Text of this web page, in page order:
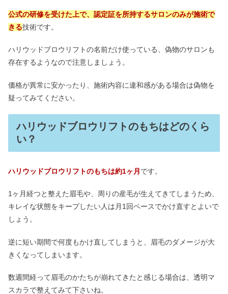
公式の研修を受けた上で、認定証を所持するサロンのみが施術で
きる技術です。
ハリウッドブロウリフトの名前だけ使っている、偽物のサロンも
存在するようなので注意しましょう。
価格が異常に安かったり、施術内容に違和感がある場合は偽物を
疑ってみてください。
ハリウッドブロウリフトのもちはどのくら
い？
ハリウッドブロウリフトのもちは約1ヶ月です。
1ヶ月経つと整えた眉毛や、周りの産毛が生えてきてしまうため、
キレイな状態をキープしたい人は月1回ペースでかけ直すとよいで
しょう。
逆に短い期間で何度もかけ直してしまうと、眉毛のダメージが大
きくなってしまいます。
数週間経って眉毛のかたちが崩れてきたと感じる場合は、透明マ
スカラで整えてみて下さいね。